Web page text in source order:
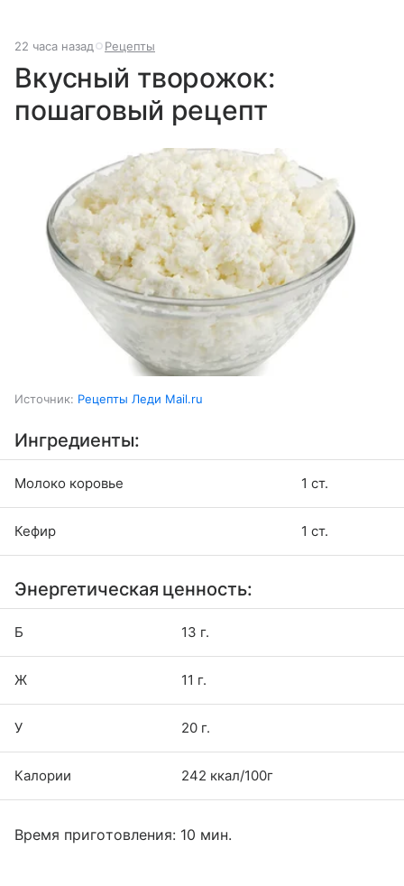
22 часа назад Рецепты
Вкусный творожок:
пошаговый рецепт
Источник: Рецепты Леди Mail.ru
Ингредиенты:
Молоко коровье 1 ст.
Кефир 1 ст.
Энергетическая ценность:
Б 13 г.
Ж 11 г.
У 20 г.
Калории 242 ккал/100г
Время приготовления: 10 мин.